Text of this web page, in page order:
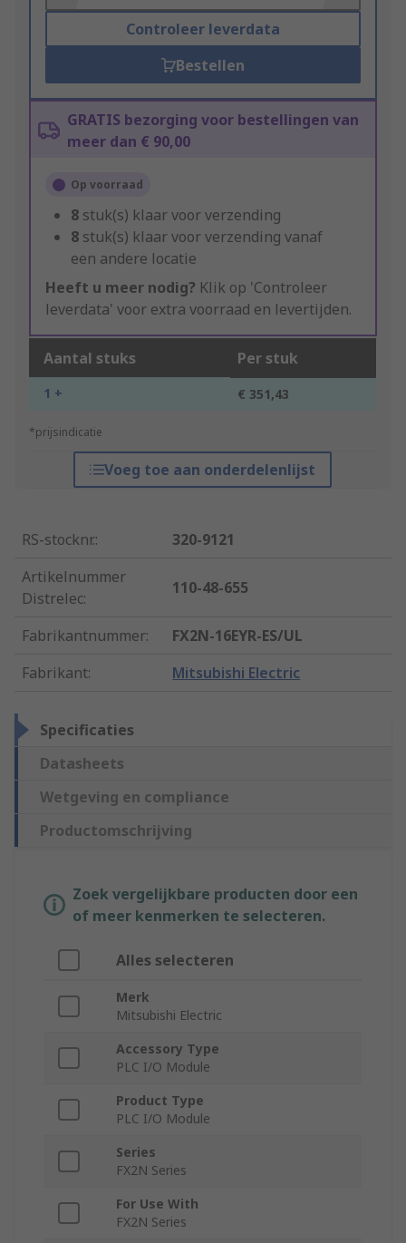
Controleer leverdata
Bestellen
GRATIS bezorging voor bestellingen van
meer dan € 90,00
Op voorraad
8 stuk(s) klaar voor verzending
8 stuk(s) klaar voor verzending vanaf
een andere locatie
Heeft u meer nodig? Klik op 'Controleer
leverdata' voor extra voorraad en levertijden.
Aantal stuks Per stuk
1 + € 351,43
*prijsindicatie
Voeg toe aan onderdelenlijst
RS-stocknr.:
320-9121
Artikelnummer
Distrelec:
110-48-655
Fabrikantnummer:
FX2N-16EYR-ES/UL
Fabrikant: Mitsubishi Electric
Specificaties
Datasheets
Wetgeving en compliance
Productomschrijving
Zoek vergelijkbare producten door een
of meer kenmerken te selecteren.
Alles selecteren
Merk
Mitsubishi Electric
Accessory Type
PLC I/O Module
Product Type
PLC I/O Module
Series
FX2N Series
For Use With
FX2N Series